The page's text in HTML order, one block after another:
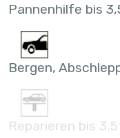
Pannenhilfe bis
Bergen,
Reparieren bis